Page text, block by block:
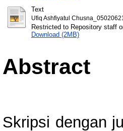
Text
Ufiq Ashfiyatul
Restricted to Repository staff
Download (2MB)
Abstract
Skripsi dengan